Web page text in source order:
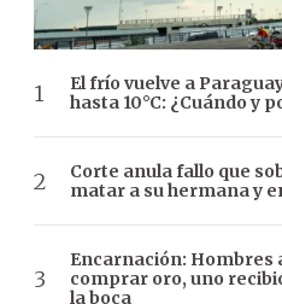
El frío vuelve a
hasta 10°C: ¿Cuándo y
Corte anula fallo que
matar a su hermana y
Encarnación: Hombres
comprar oro, uno
la boca